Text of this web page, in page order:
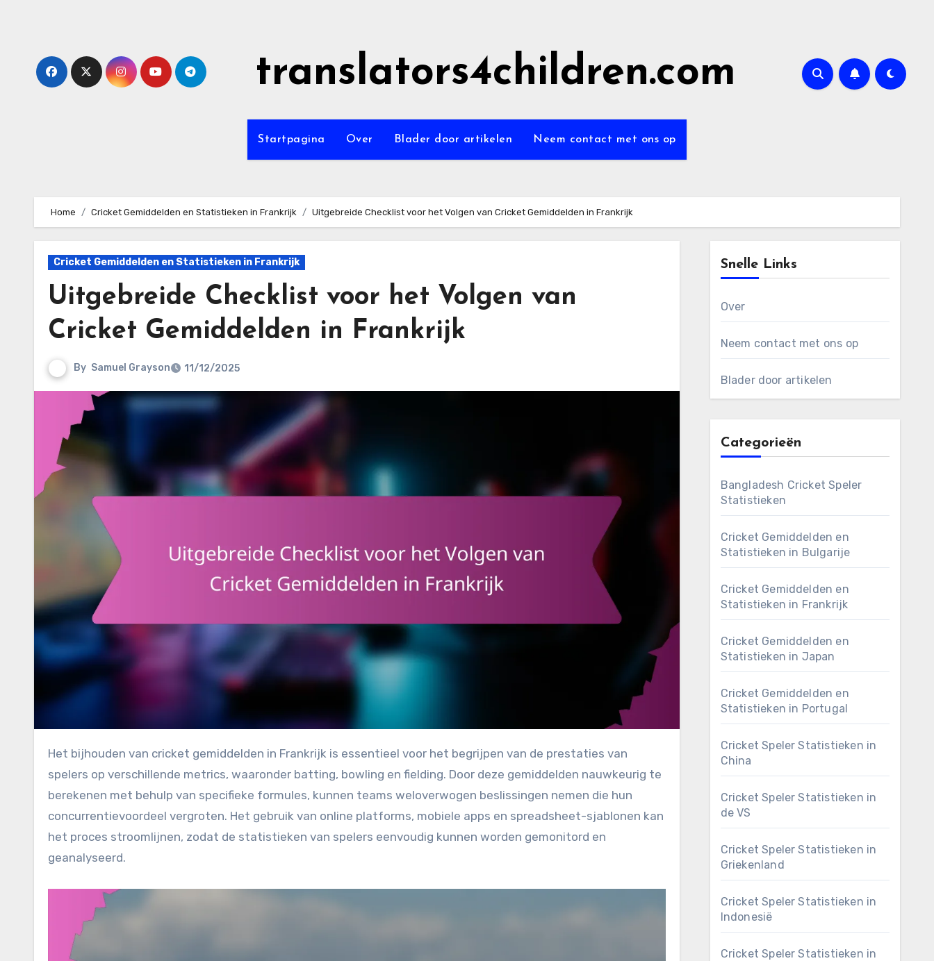
translators4children.com
Startpagina Over Blader door artikelen Neem contact met ons op
Home Cricket Gemiddelden en Statistieken in Frankrijk Uitgebreide Checklist voor het Volgen van Cricket Gemiddelden in Frankrijk
Cricket Gemiddelden en Statistieken in Frankrijk
Uitgebreide Checklist voor het Volgen van
Cricket Gemiddelden in Frankrijk
By Samuel Grayson 11/12/2025
Het bijhouden van cricket gemiddelden in Frankrijk is essentieel voor het begrijpen van de prestaties van
spelers op verschillende metrics, waaronder batting, bowling en fielding. Door deze gemiddelden nauwkeurig te
berekenen met behulp van specifieke formules, kunnen teams weloverwogen beslissingen nemen die hun
concurrentievoordeel vergroten. Het gebruik van online platforms, mobiele apps en spreadsheet-sjablonen kan
het proces stroomlijnen, zodat de statistieken van spelers eenvoudig kunnen worden gemonitord en
geanalyseerd.
Snelle Links
Over
Neem contact met ons op
Blader door artikelen
Categorieën
Bangladesh Cricket Speler
Statistieken
Cricket Gemiddelden en
Statistieken in Bulgarije
Cricket Gemiddelden en
Statistieken in Frankrijk
Cricket Gemiddelden en
Statistieken in Japan
Cricket Gemiddelden en
Statistieken in Portugal
Cricket Speler Statistieken in
China
Cricket Speler Statistieken in
de VS
Cricket Speler Statistieken in
Griekenland
Cricket Speler Statistieken in
Indonesië
Cricket Speler Statistieken in